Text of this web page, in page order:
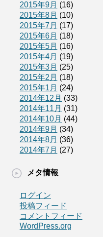
2015年9月 (16)
2015年8月 (10)
2015年7月 (17)
2015年6月 (18)
2015年5月 (16)
2015年4月 (19)
2015年3月 (25)
2015年2月 (18)
2015年1月 (24)
2014年12月 (33)
2014年11月 (31)
2014年10月 (44)
2014年9月 (34)
2014年8月 (36)
2014年7月 (27)
メタ情報
ログイン
投稿フィード
コメントフィード
WordPress.org